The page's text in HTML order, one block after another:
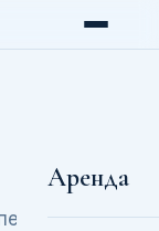
Аренда
на